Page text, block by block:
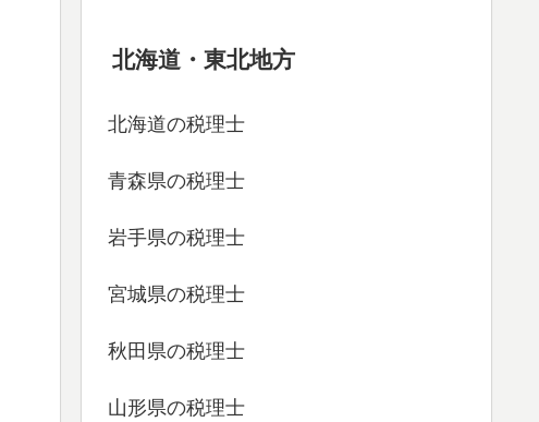
北海道・東北地方
北海道の税理士
青森県の税理士
岩手県の税理士
宮城県の税理士
秋田県の税理士
山形県の税理士